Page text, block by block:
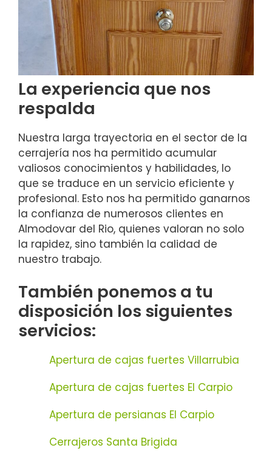
La experiencia que nos
respalda
Nuestra larga trayectoria en el sector de la
cerrajería nos ha permitido acumular
valiosos conocimientos y habilidades, lo
que se traduce en un servicio eficiente y
profesional. Esto nos ha permitido ganarnos
la confianza de numerosos clientes en
Almodovar del Rio, quienes valoran no solo
la rapidez, sino también la calidad de
nuestro trabajo.
También ponemos a tu
disposición los siguientes
servicios:
Apertura de cajas fuertes Villarrubia
Apertura de cajas fuertes El Carpio
Apertura de persianas El Carpio
Cerrajeros Santa Brigida